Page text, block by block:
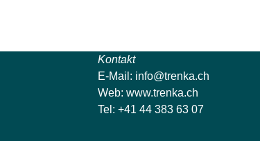
Kontakt
E-Mail: info@trenka.ch
Web: www.trenka.ch
Tel: +41 44 383 63 07